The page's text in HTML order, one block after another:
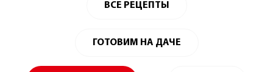
ВСЕ РЕЦЕПТЫ
ГОТОВИМ НА ДАЧЕ